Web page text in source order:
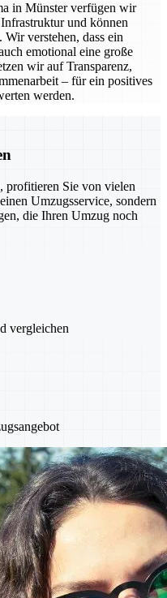
in Münster verfügen wir
und können
verstehen, dass ein
emotional eine große
wir auf Transparenz,
– für ein positives
werden.
profitieren Sie von vielen
Umzugsservice, sondern
die Ihren Umzug noch
vergleichen